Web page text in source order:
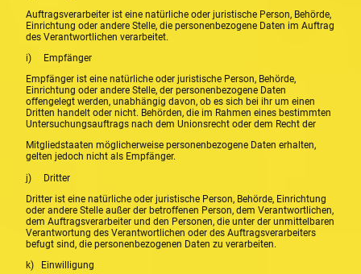
Auftragsverarbeiter ist eine natürliche oder juristische Person, Behörde,
Einrichtung oder andere Stelle, die personenbezogene Daten im Auftrag
des Verantwortlichen verarbeitet.
i) Empfänger
Empfänger ist eine natürliche oder juristische Person, Behörde,
Einrichtung oder andere Stelle, der personenbezogene Daten
offengelegt werden, unabhängig davon, ob es sich bei ihr um einen
Dritten handelt oder nicht. Behörden, die im Rahmen eines bestimmten
Untersuchungsauftrags nach dem Unionsrecht oder dem Recht der
Mitgliedstaaten möglicherweise personenbezogene Daten erhalten,
gelten jedoch nicht als Empfänger.
j) Dritter
Dritter ist eine natürliche oder juristische Person, Behörde, Einrichtung
oder andere Stelle außer der betroffenen Person, dem Verantwortlichen,
dem Auftragsverarbeiter und den Personen, die unter der unmittelbaren
Verantwortung des Verantwortlichen oder des Auftragsverarbeiters
befugt sind, die personenbezogenen Daten zu verarbeiten.
k) Einwilligung